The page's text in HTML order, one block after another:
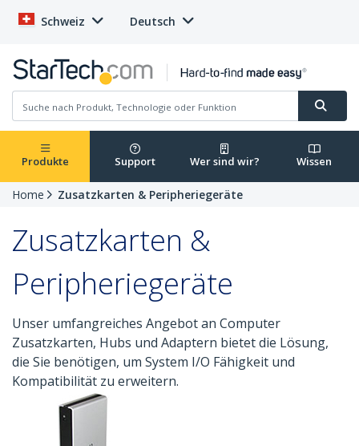
Schweiz Deutsch
Produkte Support Wer sind wir? Wissen
Home Zusatzkarten & Peripheriegeräte
Zusatzkarten &
Peripheriegeräte
Unser umfangreiches Angebot an Computer
Zusatzkarten, Hubs und Adaptern bietet die Lösung,
die Sie benötigen, um System I/O Fähigkeit und
Kompatibilität zu erweitern.